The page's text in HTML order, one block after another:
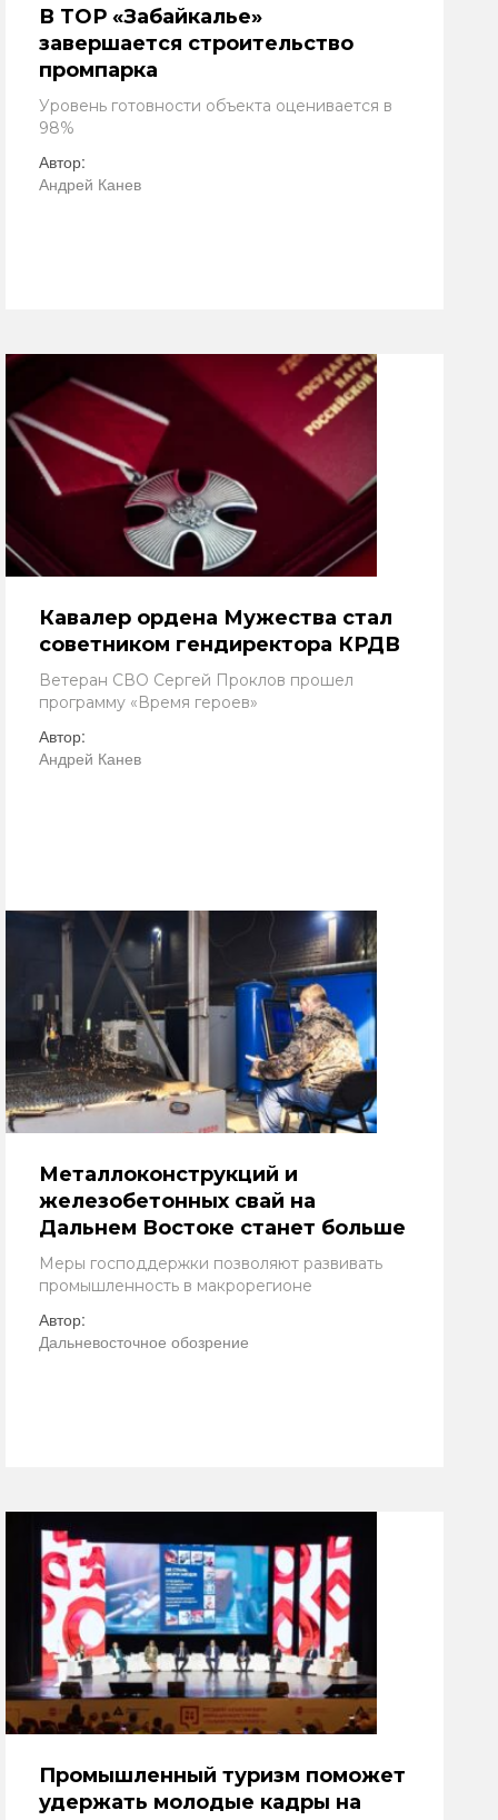
В ТОР «Забайкалье»
завершается строительство
промпарка
Уровень готовности объекта оценивается в
98%
Автор:
Андрей Канев
Кавалер ордена Мужества стал
советником гендиректора КРДВ
Ветеран СВО Сергей Проклов прошел
программу «Время героев»
Автор:
Андрей Канев
Металлоконструкций и
железобетонных свай на
Дальнем Востоке станет больше
Меры господдержки позволяют развивать
промышленность в макрорегионе
Автор:
Дальневосточное обозрение
Промышленный туризм поможет
удержать молодые кадры на